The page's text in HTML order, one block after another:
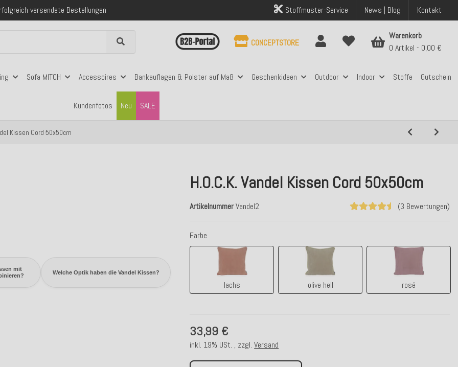
Klarna, PayPal & Amazon Pay
Deutschlands ab 99€ Bestellwert
Stoffmuster-Service News | Blog Kontakt
Sofa MITCH Accessoires Bankauflagen & Polster auf Maß Geschenkideen Outdoor Indoor Stoffe Gutschein
Kundenfotos SALE
Neu
CONCEPTSTORE
Warenkorb
0 Artikel
0,00 €
Kissen Cord 50x50cm
mit
Welche Optik haben die Vandel Kissen?
H.O.C.K. Vandel Kissen Cord 50x50cm
(3 Bewertungen)
ArtikelnummerVandel2
Farbe
lachs
lachs
olive hell
olive hell
rosé
33,99 €
inkl. 19% USt. , zzgl.Versand